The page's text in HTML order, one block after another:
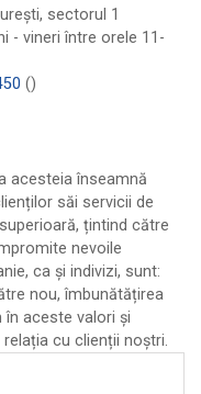
sectorul 1
- vineri între orele 11-
()
acesteia înseamnă
săi servicii de
țintind către
nevoile
ca și indivizi, sunt:
nou, îmbunătățirea
aceste valori și
cu clienții noștri.